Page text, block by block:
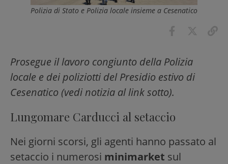
Polizia di Stato e Polizia locale insieme a Cesenatico
Prosegue il lavoro congiunto della Polizia
locale e dei poliziotti del Presidio estivo di
Cesenatico (vedi notizia al link sotto).
Lungomare Carducci al setaccio
Nei giorni scorsi, gli agenti hanno passato al
setaccio i numerosi minimarket sul